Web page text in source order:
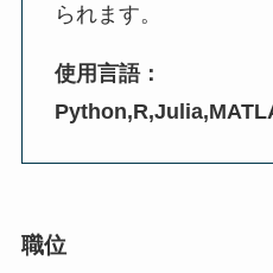
られます。
使用言語：
職位